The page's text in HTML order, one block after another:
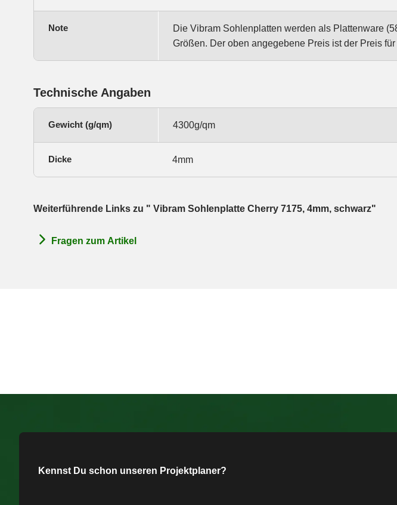
Note
Die Vibram Sohlenplatten werden als Plattenware
Größen. Der oben angegebene Preis ist der Preis
Technische Angaben
Gewicht (g/qm) 4300g/qm
Dicke 4mm
Weiterführende Links zu " Vibram Sohlenplatte Cherry 7175, 4mm, schwarz"
Fragen zum Artikel
Kennst Du schon unseren Projektplaner?